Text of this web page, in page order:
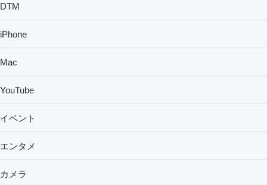
DTM
iPhone
Mac
YouTube
イベント
エンタメ
カメラ